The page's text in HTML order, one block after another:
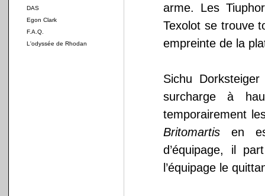
DAS
Egon Clark
F.A.Q.
L'odyssée de Rhodan
arme. Les
Texolot se trouve
empreinte de la
Sichu
surcharge à
temporairement
Britomartis en
d’équipage, il
l’équipage le